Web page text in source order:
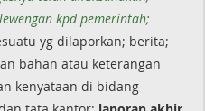
kpd pemerintah;
yg dilaporkan; berita;
bahan atau keterangan
kenyataan di bidang